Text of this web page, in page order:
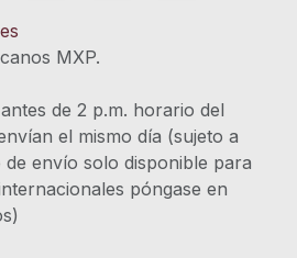
MXP.
IVA
de 2 p.m. horario del
el mismo día (sujeto a
de envío solo disponible para
póngase en